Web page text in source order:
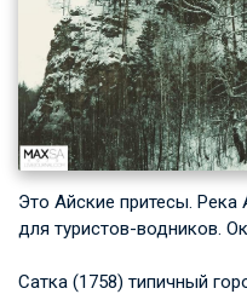
Это Айские притесы. Река
для туристов-водников.
Сатка (1758) типичный